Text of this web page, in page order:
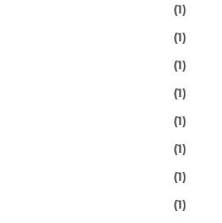
(1)
(1)
(1)
(1)
(1)
(1)
(1)
(1)